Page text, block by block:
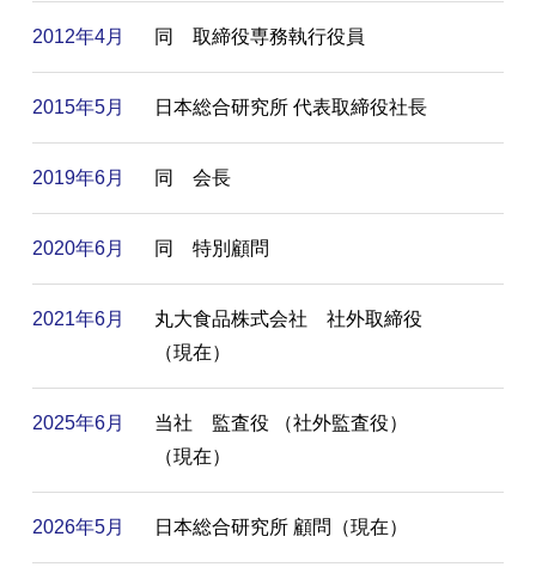
2012年4月 同 取締役専務執行役員
2015年5月 日本総合研究所 代表取締役社長
2019年6月 同 会長
2020年6月 同 特別顧問
2021年6月
丸大食品株式会社 社外取締役
（現在）
2025年6月
当社 監査役 （社外監査役）
（現在）
2026年5月 日本総合研究所 顧問（現在）